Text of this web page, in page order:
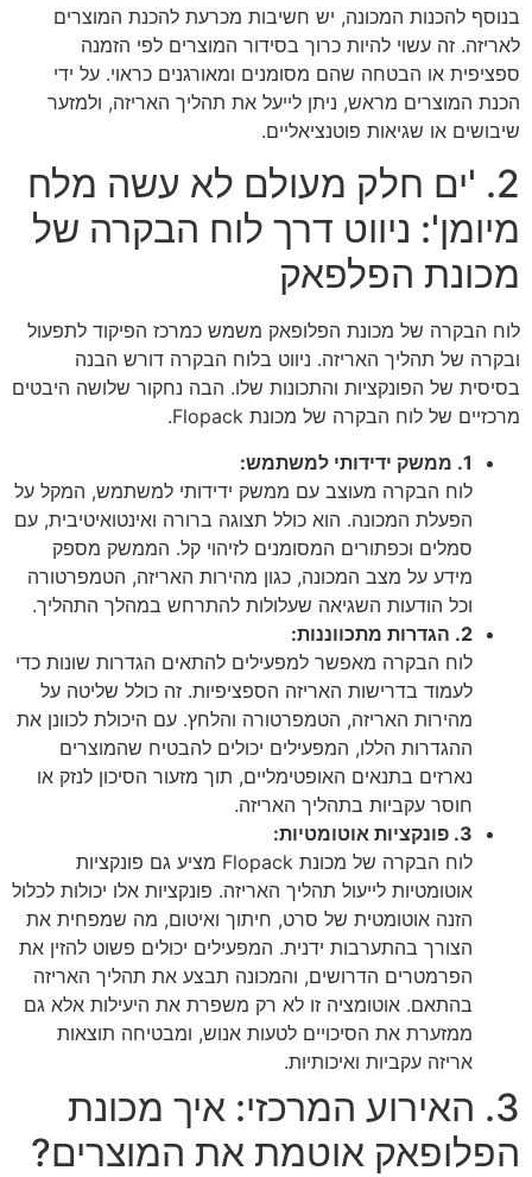
בנוסף להכנות המכונה, יש חשיבות מכרעת להכנת המוצרים
לאריזה. זה עשוי להיות כרוך בסידור המוצרים לפי הזמנה
ספציפית או הבטחה שהם מסומנים ומאורגנים כראוי. על ידי
הכנת המוצרים מראש, ניתן לייעל את תהליך האריזה, ולמזער
שיבושים או שגיאות פוטנציאליים.
2. 'ים חלק מעולם לא עשה מלח
מיומן': ניווט דרך לוח הבקרה של
מכונת הפלפאק
לוח הבקרה של מכונת הפלופאק משמש כמרכז הפיקוד לתפעול
ובקרה של תהליך האריזה. ניווט בלוח הבקרה דורש הבנה
בסיסית של הפונקציות והתכונות שלו. הבה נחקור שלושה היבטים
מרכזיים של לוח הבקרה של מכונת Flopack.
1. ממשק ידידותי למשתמש:
לוח הבקרה מעוצב עם ממשק ידידותי למשתמש, המקל על
הפעלת המכונה. הוא כולל תצוגה ברורה ואינטואיטיבית, עם
סמלים וכפתורים המסומנים לזיהוי קל. הממשק מספק
מידע על מצב המכונה, כגון מהירות האריזה, הטמפרטורה
וכל הודעות השגיאה שעלולות להתרחש במהלך התהליך.
2. הגדרות מתכווננות:
לוח הבקרה מאפשר למפעילים להתאים הגדרות שונות כדי
לעמוד בדרישות האריזה הספציפיות. זה כולל שליטה על
מהירות האריזה, הטמפרטורה והלחץ. עם היכולת לכוונן את
ההגדרות הללו, המפעילים יכולים להבטיח שהמוצרים
נארזים בתנאים האופטימליים, תוך מזעור הסיכון לנזק או
חוסר עקביות בתהליך האריזה.
3. פונקציות אוטומטיות:
לוח הבקרה של מכונת Flopack מציע גם פונקציות
אוטומטיות לייעול תהליך האריזה. פונקציות אלו יכולות לכלול
הזנה אוטומטית של סרט, חיתוך ואיטום, מה שמפחית את
הצורך בהתערבות ידנית. המפעילים יכולים פשוט להזין את
הפרמטרים הדרושים, והמכונה תבצע את תהליך האריזה
בהתאם. אוטומציה זו לא רק משפרת את היעילות אלא גם
ממזערת את הסיכויים לטעות אנוש, ומבטיחה תוצאות
אריזה עקביות ואיכותיות.
3. האירוע המרכזי: איך מכונת
הפלופאק אוטמת את המוצרים?